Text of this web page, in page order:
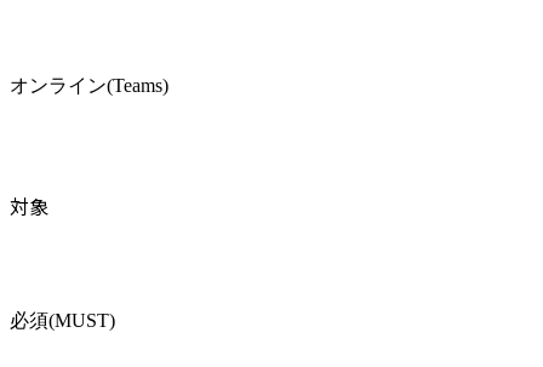
オンライン(Teams)
対象
必須(MUST)